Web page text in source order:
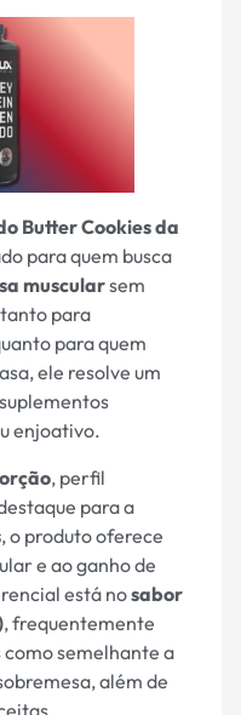
Butter Cookies da
para quem busca
muscularsem
para
para quem
ele resolve um
enjoativo.
, perfil
para a
, o produto oferece
e ao ganho de
está nosabor
, frequentemente
semelhante a
além de